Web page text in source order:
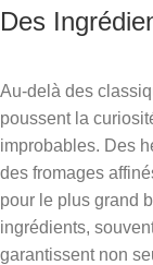
Des
Au-delà des
poussent la
improbables. Des
des fromages
pour le plus grand
ingrédients,
garantissent non